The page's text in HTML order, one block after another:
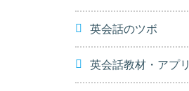
英会話のツボ
英会話教材・アプリ